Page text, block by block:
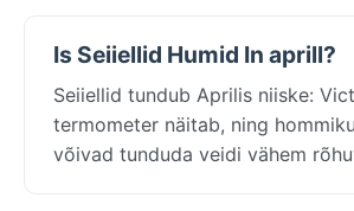
Is Seiiellid Humid In aprill?
Seiiellid tundub Aprilis niiske:
termometer näitab, ning
võivad tunduda veidi vähem